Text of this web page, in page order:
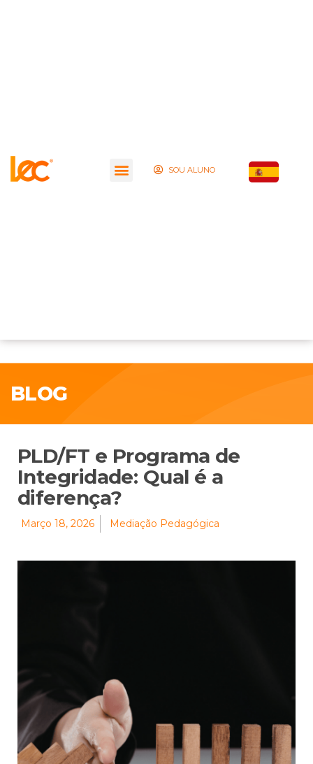
SOU ALUNO
BLOG
PLD/FT e Programa de
Integridade: Qual é a
diferença?
Março 18, 2026 Mediação Pedagógica